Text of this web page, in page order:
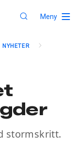
Meny
NYHETER
stormskritt.